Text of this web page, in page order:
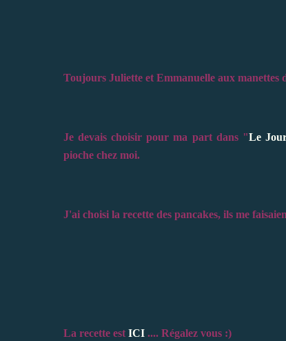
Toujours Juliette et Emmanuelle aux manettes
Je devais choisir pour ma part dans "Le
pioche chez moi.
J'ai choisi la recette des pancakes, ils me
La recette est ICI .... Régalez vous :)